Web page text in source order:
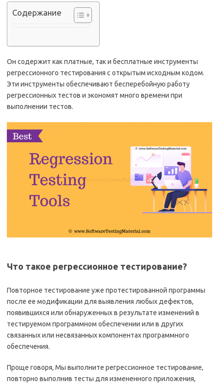
Содержание
Он содержит как платные, так и бесплатные инструменты
регрессионного тестирования с открытым исходным кодом.
Эти инструменты обеспечивают бесперебойную работу
регрессионных тестов и экономят много времени при
выполнении тестов.
Что такое регрессионное тестирование?
Повторное тестирование уже протестированной программы
после ее модификации для выявления любых дефектов,
появившихся или обнаруженных в результате изменений в
тестируемом программном обеспечении или в других
связанных или несвязанных компонентах программного
обеспечения.
Проще говоря, Мы выполните регрессионное тестирование,
повторно выполнив тесты для измененного приложения,